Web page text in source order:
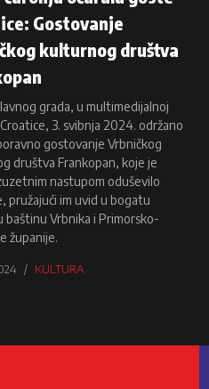
Gostovanje
kulturnog društva
grada, u multimedijalnoj
3. svibnja 2024. održano
gostovanje Vrbničkog
društva Frankopan, koje je
nastupom oduševilo
pružajući im uvid u bogatu
baštinu Vrbnika i Primorsko-
županije.
KULTURA